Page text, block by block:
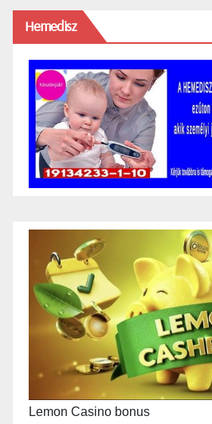
Hemedisz
Lemon Casino bonus